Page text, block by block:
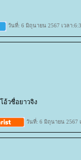
วันที่: 6 มิถุนายน 2567 เวลา
วชื่อยาวจิง
วันที่: 6 มิถุนายน 2567